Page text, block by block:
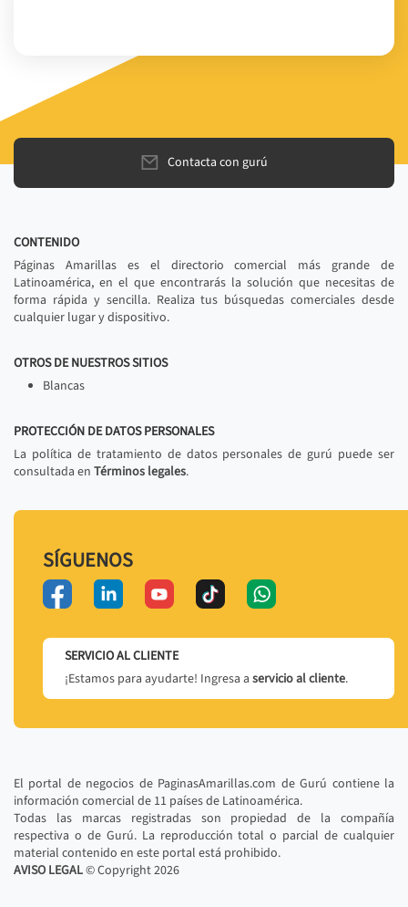
Contacta con gurú
CONTENIDO
Páginas Amarillas es el directorio comercial más grande de
Latinoamérica, en el que encontrarás la solución que necesitas de
forma rápida y sencilla. Realiza tus búsquedas comerciales desde
cualquier lugar y dispositivo.
OTROS DE NUESTROS SITIOS
Blancas
PROTECCIÓN DE DATOS PERSONALES
La política de tratamiento de datos personales de gurú puede ser
consultada en Términos legales.
SÍGUENOS
SERVICIO AL CLIENTE
¡Estamos para ayudarte! Ingresa a servicio al cliente.
El portal de negocios de PaginasAmarillas.com de Gurú contiene la
información comercial de 11 países de Latinoamérica.
Todas las marcas registradas son propiedad de la compañía
respectiva o de Gurú. La reproducción total o parcial de cualquier
material contenido en este portal está prohibido.
AVISO LEGAL© Copyright2026